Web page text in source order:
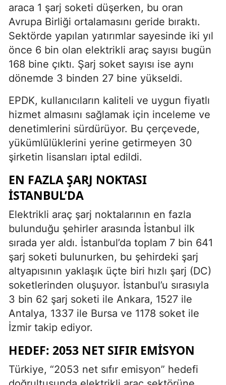
araca 1 şarj soketi düşerken, bu oran
Avrupa Birliği ortalamasını geride bıraktı.
Sektörde yapılan yatırımlar sayesinde iki yıl
önce 6 bin olan elektrikli araç sayısı bugün
168 bine çıktı. Şarj soket sayısı ise aynı
dönemde 3 binden 27 bine yükseldi.
EPDK, kullanıcıların kaliteli ve uygun fiyatlı
hizmet almasını sağlamak için inceleme ve
denetimlerini sürdürüyor. Bu çerçevede,
yükümlülüklerini yerine getirmeyen 30
şirketin lisansları iptal edildi.
EN FAZLA ŞARJ NOKTASI
İSTANBUL’DA
Elektrikli araç şarj noktalarının en fazla
bulunduğu şehirler arasında İstanbul ilk
sırada yer aldı. İstanbul’da toplam 7 bin 641
şarj soketi bulunurken, bu şehirdeki şarj
altyapısının yaklaşık üçte biri hızlı şarj (DC)
soketlerinden oluşuyor. İstanbul’u sırasıyla
3 bin 62 şarj soketi ile Ankara, 1527 ile
Antalya, 1337 ile Bursa ve 1178 soket ile
İzmir takip ediyor.
HEDEF: 2053 NET SIFIR EMISYON
Türkiye, “2053 net sıfır emisyon” hedefi